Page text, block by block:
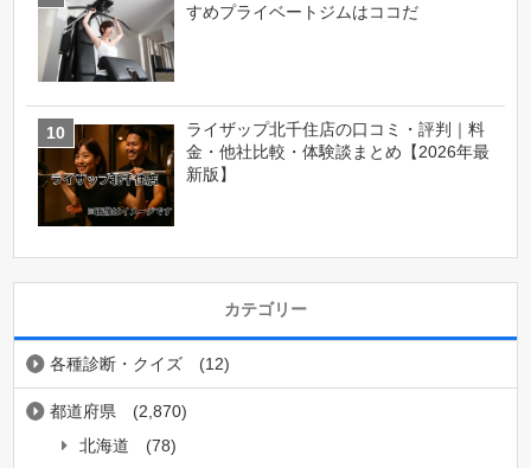
すめプライベートジムはココだ
ライザップ北千住店の口コミ・評判｜料
金・他社比較・体験談まとめ【2026年最
新版】
カテゴリー
各種診断・クイズ (12)
都道府県
(2,870)
北海道
(78)